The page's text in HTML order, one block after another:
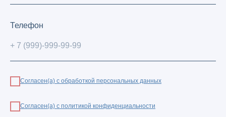
Телефон
Согласен(а) с обработкой персональных данных
Согласен(а) с политикой конфиденциальности